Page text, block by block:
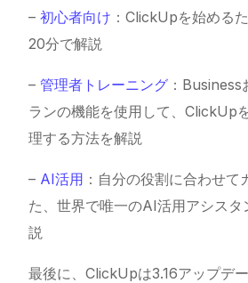
–初心者向け ：ClickUpを始める
20分で解説
–管理者トレーニング ：
ランの機能を使用して、ClickUp
理する方法を解説
– AI活用 ：自分の役割に合わせ
た、世界で唯一のAI活用アシスタ
説
最後に、ClickUpは3.16アップデ